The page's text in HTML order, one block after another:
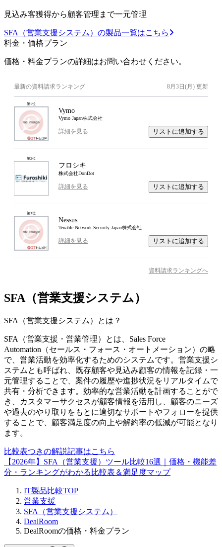
見込み客獲得から顧客管理まで一元管理
SFA（営業支援システム）の製品一覧はこちら
料金・価格プラン
価格・料金プランの詳細はお問い合わせください。
最新の資料請求ランキング 8月3日(月) 更新
第1位
Vymo
Vymo Japan株式会社
詳細を見る リストに追加する
第2位
フロシキ
株式会社DonDot
詳細を見る リストに追加する
第3位
Nessus
Tenable Network Security Japan株式会社
詳細を見る リストに追加する
資料請求ランキングへ
SFA（営業支援システム）
SFA（営業支援システム） とは？
SFA（営業支援・営業管理）とは、Sales Force
Automation（セールス・フォース・オートメーション）の略
で、営業活動を効率化するためのシステムです。営業支援シ
ステムとも呼ばれ、既存顧客や見込み顧客の情報を記録・一
元管理することで、案件の履歴や進捗状況をリアルタイムで
共有・分析できます。効率的な営業活動を計画することがで
き、カスタマーサクセスが顧客情報を活用し、顧客のニーズ
や過去のやり取りをもとに適切なサポートやフォローを提供
することで、顧客満足度の向上や解約率の低減が可能となり
ます。
比較表つきの解説記事はこちら
【2026年】SFA（営業支援）ツール比較16選｜価格・機能差
分・ランキングがわかる比較表＆満足度マップ
IT製品比較TOP
営業支援
SFA（営業支援システム）
DealRoom
DealRoomの価格・料金プラン